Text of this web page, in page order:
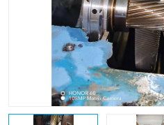
英格索兰COOPER离心机
微电脑控制器
复盛离心机零件
空气过滤器